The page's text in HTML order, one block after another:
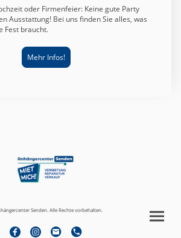
oder Firmenfeier: Keine gute Party
Ausstattung! Bei uns finden Sie alles, was
Fest braucht.
Mehr Infos!
Senden. Alle Rechte vorbehalten.